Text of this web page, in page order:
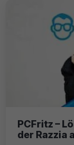
PCFritz –
der Razzia